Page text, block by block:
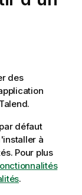
des
.
défaut
à
Pour plus
.